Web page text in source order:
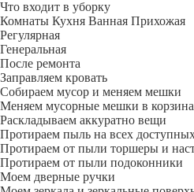
Что входит в уборку
Регу­лярная
Гене­ральная
После ремонта
Заправляем кровать
Собираем мусор и меняем мешки
Меняем мусорные мешки в
Раскладываем аккуратно вещи
Протираем пыль на всех
Протираем от пыли торшеры и
Протираем от пыли подоконники
Моем дверные ручки